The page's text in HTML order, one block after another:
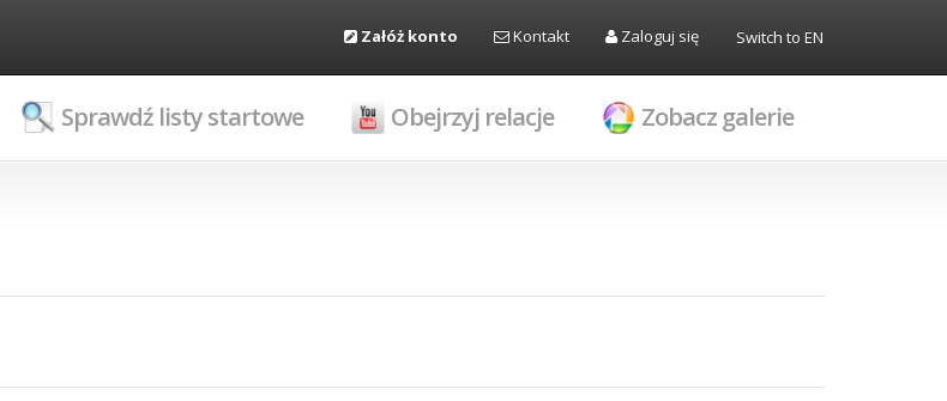
Załóż konto Kontakt Zaloguj się Switch to EN
Sprawdź listy startowe Obejrzyj relacje Zobacz galerie